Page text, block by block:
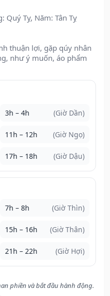
Quý Tỵ, Năm: Tân Tỵ
thuận lợi, gặp qúy nhân
như ý muốn, áo phẩm
3h – 4h (Giờ Dần)
11h – 12h (Giờ Ngọ)
17h – 18h (Giờ Dậu)
7h – 8h (Giờ Thìn)
15h – 16h (Giờ Thân)
21h – 22h (Giờ Hợi)
phiền và bắt đầu hành động.